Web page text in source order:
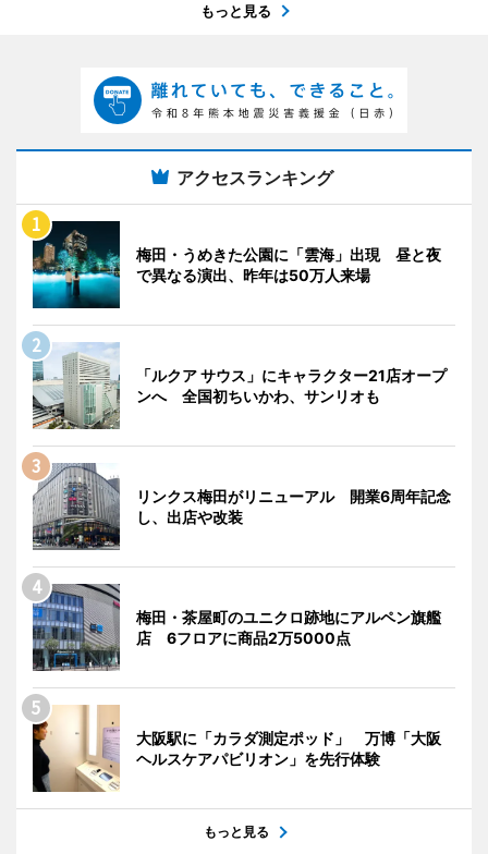
もっと見る
アクセスランキング
梅田・うめきた公園に「雲海」出現 昼と夜
で異なる演出、昨年は50万人来場
「ルクア サウス」にキャラクター21店オープ
ンへ 全国初ちいかわ、サンリオも
リンクス梅田がリニューアル 開業6周年記念
し、出店や改装
梅田・茶屋町のユニクロ跡地にアルペン旗艦
店 6フロアに商品2万5000点
大阪駅に「カラダ測定ポッド」 万博「大阪
ヘルスケアパビリオン」を先行体験
もっと見る